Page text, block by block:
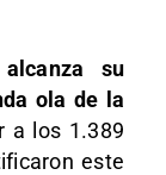
su
ola de la
a los 1.389
este